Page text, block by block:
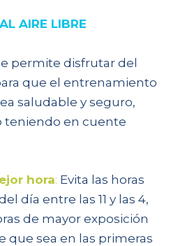
AIRE LIBRE
permite disfrutar del
que el entrenamiento
saludable y seguro,
teniendo en cuente
hora: Evita las horas
día entre las 11 y las 4,
de mayor exposición
que sea en las primeras